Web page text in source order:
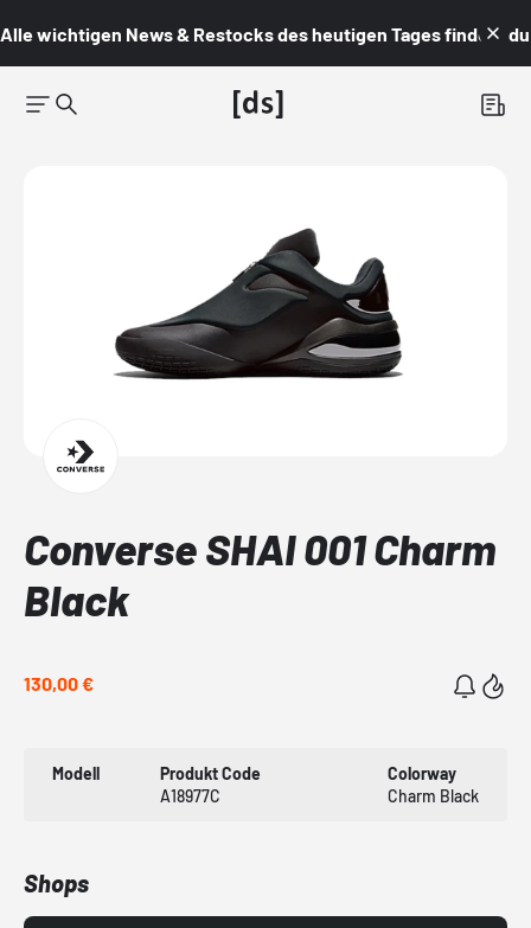
Alle wichtigen News & Restocks des heutigen Tages findest du
Converse SHAI 001 Charm
Black
130,00 €
Modell
Produkt Code
A18977C
Colorway
Charm Black
Shops